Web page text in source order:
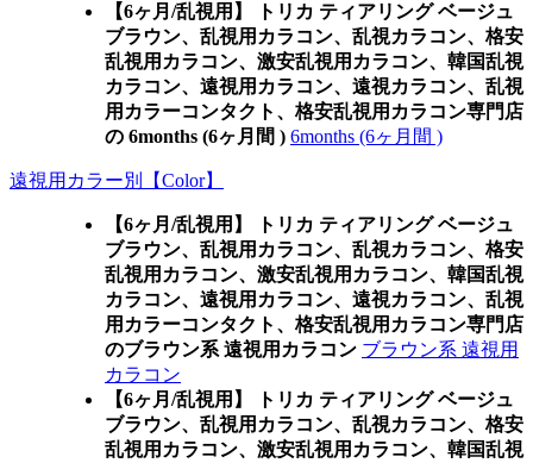
【6ヶ月/乱視用】 トリカ ティアリング ベージュ
ブラウン、乱視用カラコン、乱視カラコン、格安
乱視用カラコン、激安乱視用カラコン、韓国乱視
カラコン、遠視用カラコン、遠視カラコン、乱視
用カラーコンタクト、格安乱視用カラコン専門店
の 6months (6ヶ月間 ) 6months (6ヶ月間 )
遠視用カラー別【Color】
【6ヶ月/乱視用】 トリカ ティアリング ベージュ
ブラウン、乱視用カラコン、乱視カラコン、格安
乱視用カラコン、激安乱視用カラコン、韓国乱視
カラコン、遠視用カラコン、遠視カラコン、乱視
用カラーコンタクト、格安乱視用カラコン専門店
のブラウン系 遠視用カラコン ブラウン系 遠視用
カラコン
【6ヶ月/乱視用】 トリカ ティアリング ベージュ
ブラウン、乱視用カラコン、乱視カラコン、格安
乱視用カラコン、激安乱視用カラコン、韓国乱視